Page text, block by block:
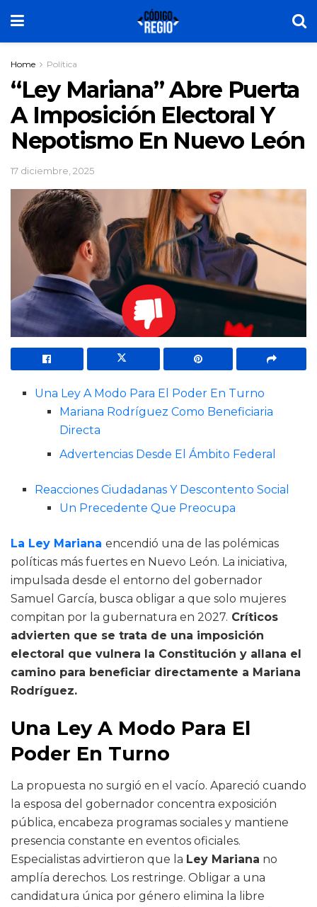
Home Política
“Ley Mariana” Abre Puerta
A Imposición Electoral Y
Nepotismo En Nuevo León
17 diciembre, 2025
Una Ley A Modo Para El Poder En Turno
Mariana Rodríguez Como Beneficiaria
Directa
Advertencias Desde El Ámbito Federal
Reacciones Ciudadanas Y Descontento Social
Un Precedente Que Preocupa
La Ley Mariana encendió una de las polémicas
políticas más fuertes en Nuevo León. La iniciativa,
impulsada desde el entorno del gobernador
Samuel García, busca obligar a que solo mujeres
compitan por la gubernatura en 2027. Críticos
advierten que se trata de una imposición
electoral que vulnera la Constitución y allana el
camino para beneficiar directamente a Mariana
Rodríguez.
Una Ley A Modo Para El
Poder En Turno
La propuesta no surgió en el vacío. Apareció cuando
la esposa del gobernador concentra exposición
pública, encabeza programas sociales y mantiene
presencia constante en eventos oficiales.
Especialistas advirtieron que la Ley Mariana no
amplía derechos. Los restringe. Obligar a una
candidatura única por género elimina la libre